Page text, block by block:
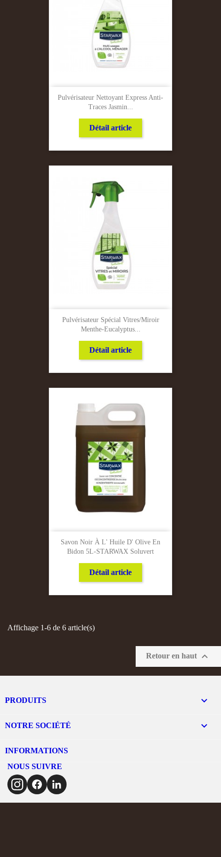
Pulvérisateur Nettoyant Express Anti-
Traces Jasmin...
Détail article
Pulvérisateur Spécial Vitres/Miroir
Menthe-Eucalyptus...
Détail article
Savon Noir À L' Huile D' Olive En
Bidon 5L-STARWAX Soluvert
Détail article
Affichage 1-6 de 6 article(s)
Retour en haut 
PRODUITS 
NOTRE SOCIÉTÉ 
INFORMATIONS
NOUS SUIVRE